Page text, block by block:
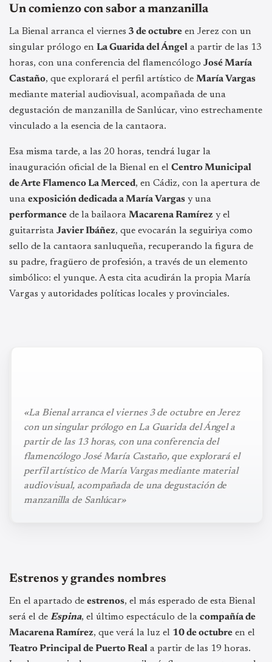
Un comienzo con sabor a manzanilla
La Bienal arranca el viernes 3 de octubre en Jerez con un
singular prólogo en La Guarida del Ángel a partir de las 13
horas, con una conferencia del flamencólogo José María
Castaño, que explorará el perfil artístico de María Vargas
mediante material audiovisual, acompañada de una
degustación de manzanilla de Sanlúcar, vino estrechamente
vinculado a la esencia de la cantaora.
Esa misma tarde, a las 20 horas, tendrá lugar la
inauguración oficial de la Bienal en el Centro Municipal
de Arte Flamenco La Merced, en Cádiz, con la apertura de
una exposición dedicada a María Vargas y una
performance de la bailaora Macarena Ramírez y el
guitarrista Javier Ibáñez, que evocarán la seguiriya como
sello de la cantaora sanluqueña, recuperando la figura de
su padre, fragüero de profesión, a través de un elemento
simbólico: el yunque. A esta cita acudirán la propia María
Vargas y autoridades políticas locales y provinciales.
«La Bienal arranca el viernes 3 de octubre en Jerez
con un singular prólogo en La Guarida del Ángel a
partir de las 13 horas, con una conferencia del
flamencólogo José María Castaño, que explorará el
perfil artístico de María Vargas mediante material
audiovisual, acompañada de una degustación de
manzanilla de Sanlúcar»
Estrenos y grandes nombres
En el apartado de estrenos, el más esperado de esta Bienal
será el de Espina, el último espectáculo de la compañía de
Macarena Ramírez, que verá la luz el 10 de octubre en el
Teatro Principal de Puerto Real a partir de las 19 horas.